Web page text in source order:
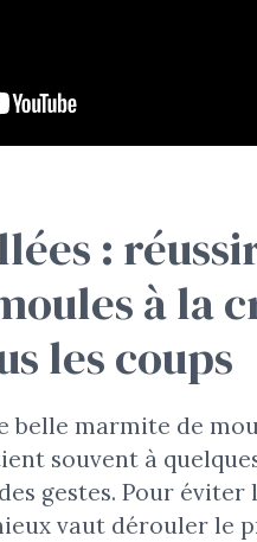
:
à la
les coups
belle marmite de
souvent à
gestes. Pour éviter
vaut dérouler le